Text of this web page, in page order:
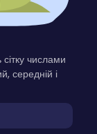
числами
середній і